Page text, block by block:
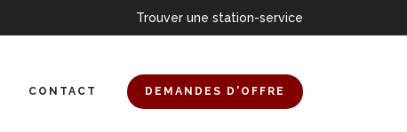
Trouver une station-service
CONTACT DEMANDES D'OFFRE